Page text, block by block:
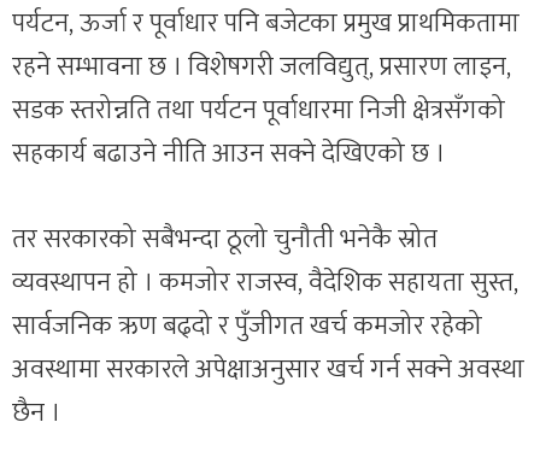
पर्यटन, ऊर्जा र पूर्वाधार पनि बजेटका प्रमुख प्राथमिकतामा
रहने सम्भावना छ । विशेषगरी जलविद्युत्, प्रसारण लाइन,
सडक स्तरोन्नति तथा पर्यटन पूर्वाधारमा निजी क्षेत्रसँगको
सहकार्य बढाउने नीति आउन सक्ने देखिएको छ ।
तर सरकारको सबैभन्दा ठूलो चुनौती भनेकै स्रोत
व्यवस्थापन हो । कमजोर राजस्व, वैदेशिक सहायता सुस्त,
सार्वजनिक ऋण बढ्दो र पुँजीगत खर्च कमजोर रहेको
अवस्थामा सरकारले अपेक्षाअनुसार खर्च गर्न सक्ने अवस्था
छैन ।